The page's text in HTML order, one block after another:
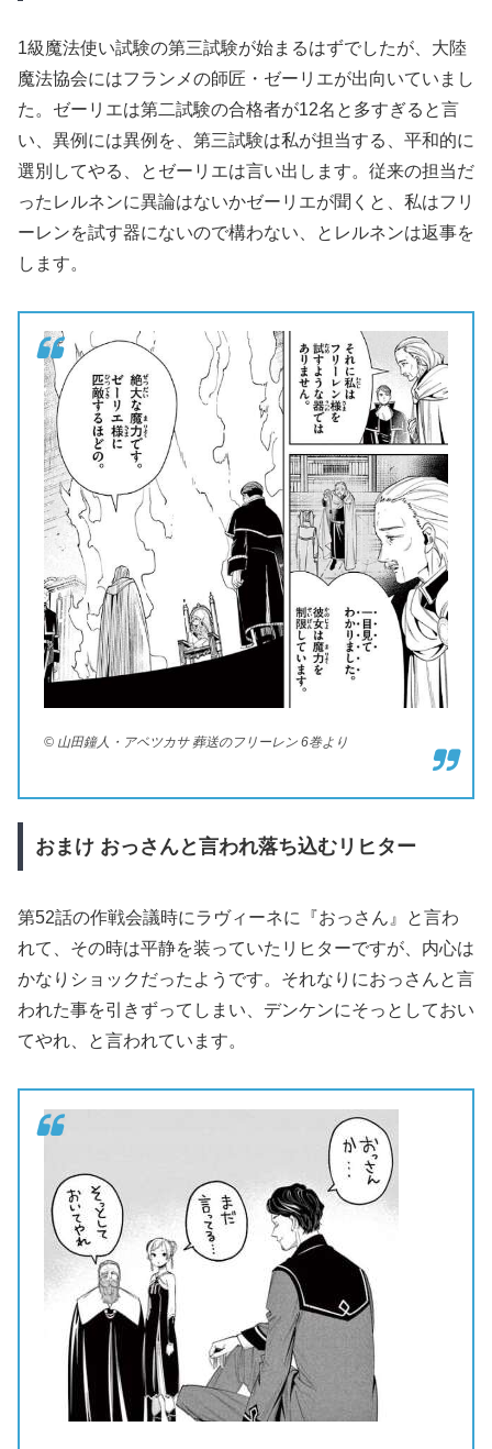
1級魔法使い試験の第三試験が始まるはずでしたが、大陸
魔法協会にはフランメの師匠・ゼーリエが出向いていまし
た。ゼーリエは第二試験の合格者が12名と多すぎると言
い、異例には異例を、第三試験は私が担当する、平和的に
選別してやる、とゼーリエは言い出します。従来の担当だ
ったレルネンに異論はないかゼーリエが聞くと、私はフリ
ーレンを試す器にないので構わない、とレルネンは返事を
します。
© 山田鐘人・アベツカサ 葬送のフリーレン 6巻より
おまけ おっさんと言われ落ち込むリヒター
第52話の作戦会議時にラヴィーネに『おっさん』と言わ
れて、その時は平静を装っていたリヒターですが、内心は
かなりショックだったようです。それなりにおっさんと言
われた事を引きずってしまい、デンケンにそっとしておい
てやれ、と言われています。